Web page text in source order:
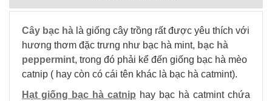
Cây bạc hà là giống cây trồng rất được yêu thích với
hương thơm đặc trưng như bạc hà mint, bạc hà
peppermint, trong đó phải kể đến giống bạc hà mèo
catnip ( hay còn có cái tên khác là bạc hà catmint).
Hạt giống bạc hà catnip hay bạc hà catmint chứa